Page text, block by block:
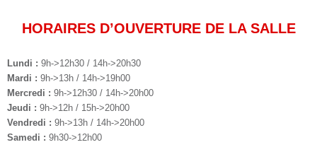
HORAIRES D’OUVERTURE DE LA SALLE
Lundi : 9h->12h30 / 14h->20h30
Mardi : 9h->13h / 14h->19h00
Mercredi : 9h->12h30 / 14h->20h00
Jeudi : 9h->12h / 15h->20h00
Vendredi : 9h->13h / 14h->20h00
Samedi : 9h30->12h00